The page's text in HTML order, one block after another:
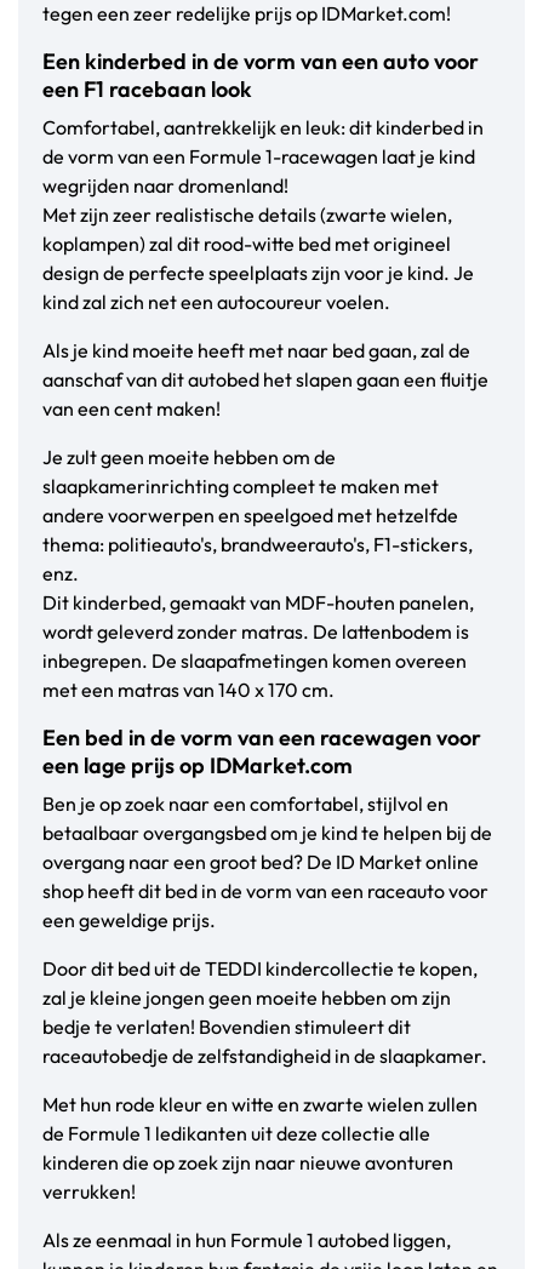
tegen een zeer redelijke prijs op IDMarket.com!
Een kinderbed in de vorm van een auto voor
een F1 racebaan look
Comfortabel, aantrekkelijk en leuk: dit kinderbed in
de vorm van een Formule 1-racewagen laat je kind
wegrijden naar dromenland!
Met zijn zeer realistische details (zwarte wielen,
koplampen) zal dit rood-witte bed met origineel
design de perfecte speelplaats zijn voor je kind. Je
kind zal zich net een autocoureur voelen.
Als je kind moeite heeft met naar bed gaan, zal de
aanschaf van dit autobed het slapen gaan een fluitje
van een cent maken!
Je zult geen moeite hebben om de
slaapkamerinrichting compleet te maken met
andere voorwerpen en speelgoed met hetzelfde
thema: politieauto's, brandweerauto's, F1-stickers,
enz.
Dit kinderbed, gemaakt van MDF-houten panelen,
wordt geleverd zonder matras. De lattenbodem is
inbegrepen. De slaapafmetingen komen overeen
met een matras van 140 x 170 cm.
Een bed in de vorm van een racewagen voor
een lage prijs op IDMarket.com
Ben je op zoek naar een comfortabel, stijlvol en
betaalbaar overgangsbed om je kind te helpen bij de
overgang naar een groot bed? De ID Market online
shop heeft dit bed in de vorm van een raceauto voor
een geweldige prijs.
Door dit bed uit de TEDDI kindercollectie te kopen,
zal je kleine jongen geen moeite hebben om zijn
bedje te verlaten! Bovendien stimuleert dit
raceautobedje de zelfstandigheid in de slaapkamer.
Met hun rode kleur en witte en zwarte wielen zullen
de Formule 1 ledikanten uit deze collectie alle
kinderen die op zoek zijn naar nieuwe avonturen
verrukken!
Als ze eenmaal in hun Formule 1 autobed liggen,